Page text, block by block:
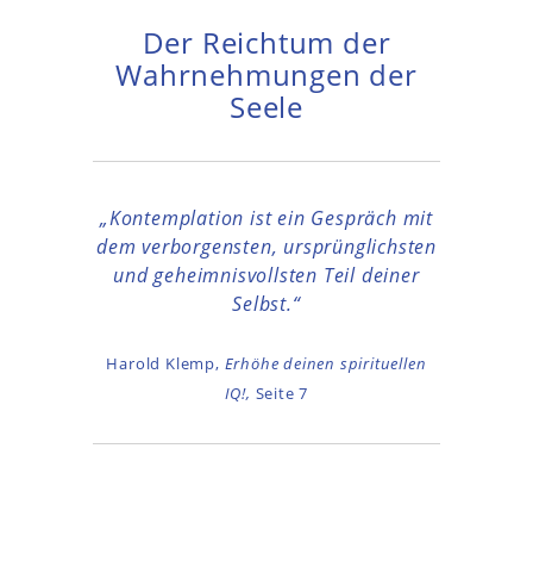
Der Reichtum der
Wahrnehmungen der
Seele
„Kontemplation ist ein Gespräch mit
dem verborgensten, ursprünglichsten
und geheimnisvollsten Teil deiner
Selbst.“
Harold Klemp, Erhöhe deinen spirituellen
IQ!, Seite 7